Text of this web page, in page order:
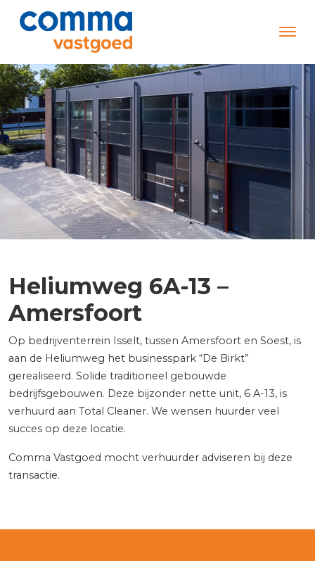
Heliumweg 6A-13 –
Amersfoort
Op bedrijventerrein Isselt, tussen Amersfoort en Soest, is
aan de Heliumweg het businesspark “De Birkt”
gerealiseerd. Solide traditioneel gebouwde
bedrijfsgebouwen. Deze bijzonder nette unit, 6 A-13, is
verhuurd aan Total Cleaner. We wensen huurder veel
succes op deze locatie.
Comma Vastgoed mocht verhuurder adviseren bij deze
transactie.